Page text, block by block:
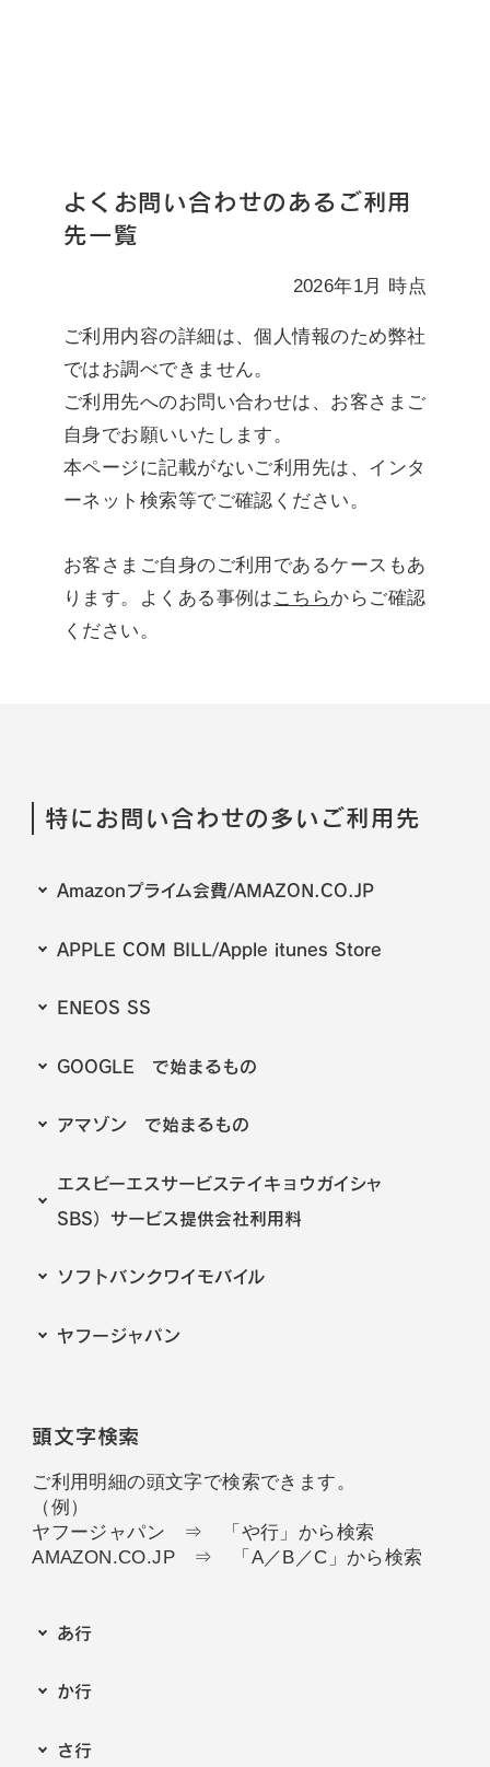
よくお問い合わせのあるご利用
先一覧
2026年1月 時点
ご利用内容の詳細は、個人情報のため弊社
ではお調べできません。
ご利用先へのお問い合わせは、お客さまご
自身でお願いいたします。
本ページに記載がないご利用先は、インタ
ーネット検索等でご確認ください。
お客さまご自身のご利用であるケースもあ
ります。よくある事例は こちらからご確認
ください。
特にお問い合わせの多いご利用先
Amazonプライム会費/AMAZON.CO.JP
APPLE COM BILL/Apple itunes Store
ENEOS SS
GOOGLE で始まるもの
アマゾン で始まるもの
エスビーエスサービステイキョウガイシャ
SBS）サービス提供会社利用料
ソフトバンクワイモバイル
ヤフージャパン
頭文字検索
ご利用明細の頭文字で検索できます。
（例）
ヤフージャパン ⇒ 「や行」から検索
AMAZON.CO.JP ⇒ 「A／B／C」から検索
あ行
か行
さ行